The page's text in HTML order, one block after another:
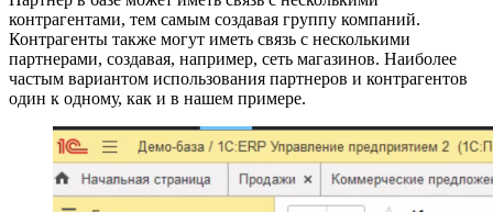
контрагентами, тем самым создавая группу компаний.
Контрагенты также могут иметь связь с несколькими
партнерами, создавая, например, сеть магазинов. Наиболее
частым вариантом использования партнеров и контрагентов
один к одному, как и в нашем примере.